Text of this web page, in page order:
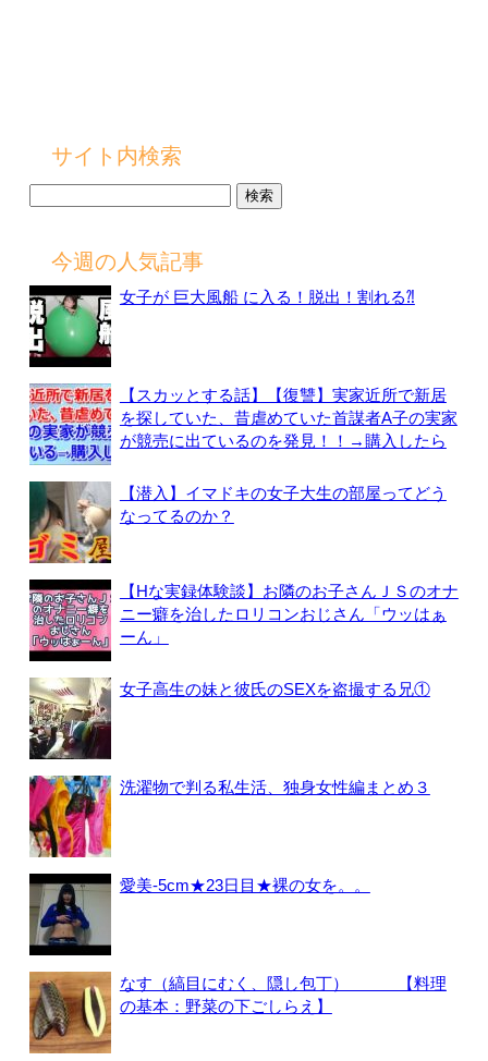
サイト内検索
今週の人気記事
女子が 巨大風船 に入る！脱出！割れる⁈
【スカッとする話】【復讐】実家近所で新居
を探していた、昔虐めていた首謀者A子の実家
が競売に出ているのを発見！！→購入したら
【潜入】イマドキの女子大生の部屋ってどう
なってるのか？
【Hな実録体験談】お隣のお子さんＪＳのオナ
ニー癖を治したロリコンおじさん「ウッはぁ
ーん」
女子高生の妹と彼氏のSEXを盗撮する兄①
洗濯物で判る私生活、独身女性編まとめ３
愛美-5cm★23日目★裸の女を。。
なす（縞目にむく、隠し包丁） 【料理
の基本：野菜の下ごしらえ】